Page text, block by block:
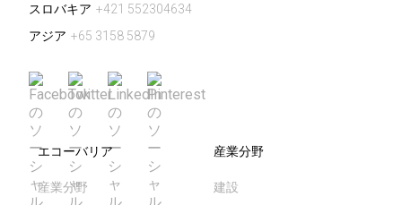
スロバキア +421 552304634
アジア +65 3158 5879
エコーバリア
産業分野
産業分野
建設